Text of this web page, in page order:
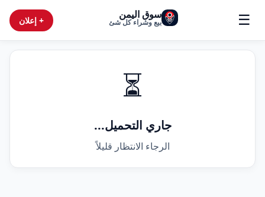
☰ سوق اليمن
بيع وشراء كل شئ + إعلان
⏳
جاري التحميل...
الرجاء الانتظار قليلاً